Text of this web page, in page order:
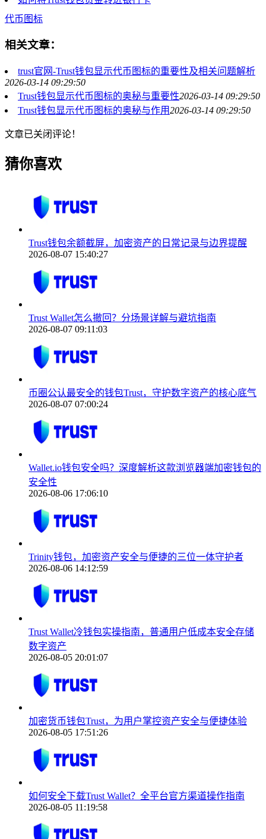
代币图标
相关文章：
trust官网-Trust钱包显示代币图标的重要性及相关问题解析
2026-03-14 09:29:50
Trust钱包显示代币图标的奥秘与重要性2026-03-14 09:29:50
Trust钱包显示代币图标的奥秘与作用2026-03-14 09:29:50
文章已关闭评论！
猜你喜欢
Trust钱包余额截屏，加密资产的日常记录与边界提醒
2026-08-07 15:40:27
Trust Wallet怎么撤回？分场景详解与避坑指南
2026-08-07 09:11:03
币圈公认最安全的钱包Trust，守护数字资产的核心底气
2026-08-07 07:00:24
Wallet.io钱包安全吗？深度解析这款浏览器端加密钱包的
安全性
2026-08-06 17:06:10
Trinity钱包，加密资产安全与便捷的三位一体守护者
2026-08-06 14:12:59
Trust Wallet冷钱包实操指南，普通用户低成本安全存储
数字资产
2026-08-05 20:01:07
加密货币钱包Trust，为用户掌控资产安全与便捷体验
2026-08-05 17:51:26
如何安全下载Trust Wallet？全平台官方渠道操作指南
2026-08-05 11:19:58